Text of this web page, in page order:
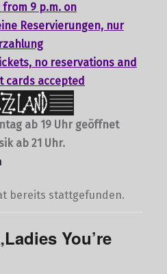
from 9 p.m. on
Reservierungen, nur
no reservations and
cards accepted
ab 19 Uhr geöffnet
ab 21 Uhr.
bereits stattgefunden.
You’re